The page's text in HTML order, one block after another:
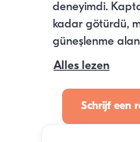
deneyimdi.
kadar götürdü,
güneşlenme
Alles lezen
Schrijf een